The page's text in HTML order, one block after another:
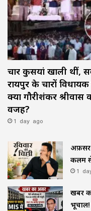
चार कुर्सियां खाली
रायपुर के चारों
क्या गौरीशंकर श्रीवास
वजह?
1 day ago
अफ़सर-
कलम
1
खबर
भूचाल!